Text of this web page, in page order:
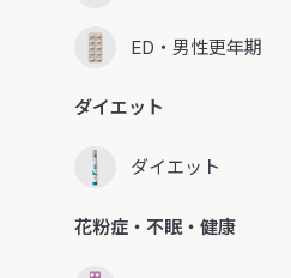
ED・男性更年期
ダイエット
ダイエット
花粉症・不眠・健康